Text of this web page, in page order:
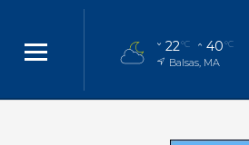
22°C 40°C
Balsas, MA